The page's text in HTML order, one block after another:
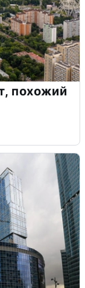
похожий